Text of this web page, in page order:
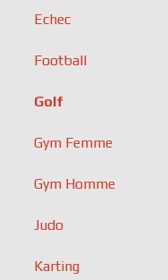
Echec
Football
Golf
Gym Femme
Gym Homme
Judo
Karting